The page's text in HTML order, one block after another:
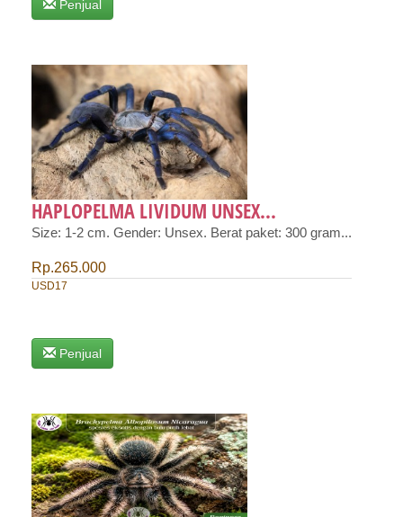
Penjual
HAPLOPELMA LIVIDUM UNSEX...
Size: 1-2 cm. Gender: Unsex. Berat paket: 300 gram...
Rp.265.000
USD17
Penjual